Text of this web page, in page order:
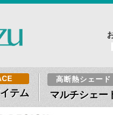
テム
高断熱シェード
マルチシェー